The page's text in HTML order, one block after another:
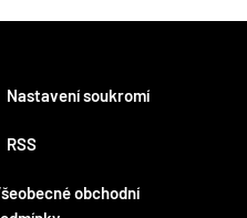
RSS
obchodní
Nastavení soukromí